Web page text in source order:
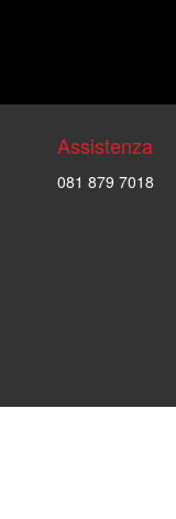
Assistenza
081 879 7018